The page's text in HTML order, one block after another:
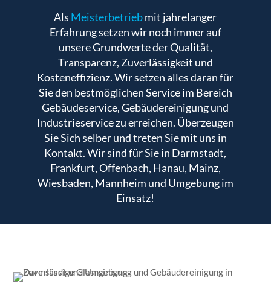
Als Meisterbetriebmit jahrelanger
Erfahrung setzen wir noch immer auf
unsere Grundwerte der Qualität,
Transparenz, Zuverlässigkeit und
Kosteneffizienz. Wir setzen alles daran für
Sie den bestmöglichen Service im Bereich
Gebäudeservice, Gebäudereinigung und
Industrieservice zu erreichen. Überzeugen
Sie Sich selber und treten Sie mit uns in
Kontakt. Wir sind für Sie in Darmstadt,
Frankfurt, Offenbach, Hanau, Mainz,
Wiesbaden, Mannheim und Umgebung im
Einsatz!